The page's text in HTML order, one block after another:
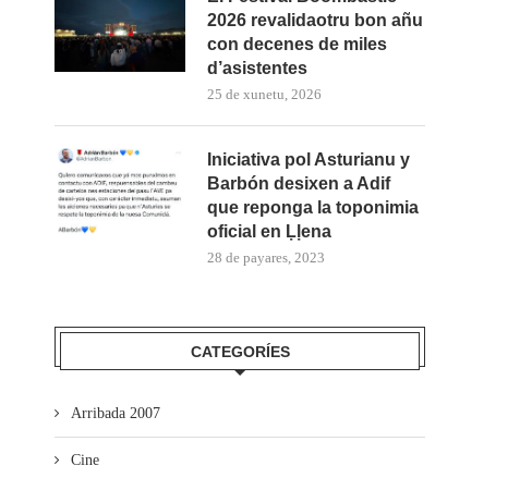
Tapia acueye la presentación del II
Premiu «Quiastolita»...
2026 revalidaotru bon añu
con decenes de miles
d’asistentes
25 de xunetu, 2026
Iniciativa pol Asturianu y
Barbón desixen a Adif
que reponga la toponimia
oficial en Ḷḷena
28 de payares, 2023
CATEGORÍES
Arribada 2007
Cine